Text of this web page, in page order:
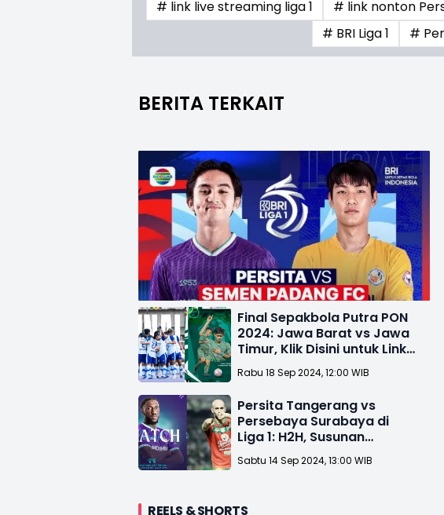
# link live streaming liga 1
# link nonton
# BRI Liga 1
#
BERITA TERKAIT
Final Sepakbola Putra PON
2024: Jawa Barat vs Jawa
Timur, Klik Disini untuk Link
Streamingnya!
Rabu 18 Sep 2024, 12:00 WIB
Persita Tangerang vs
Persebaya Surabaya di
Liga 1: H2H, Susunan
Pemain, Skor dan Link
Streaming
Sabtu 14 Sep 2024, 13:00 WIB
REELS & SHORTS